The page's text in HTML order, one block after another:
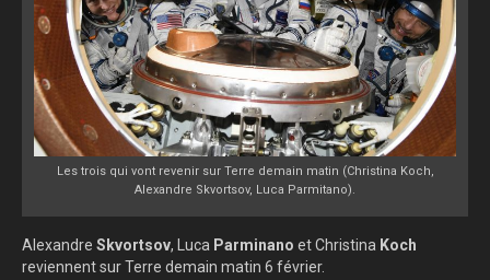
Les trois qui vont revenir sur Terre demain matin (Christina Koch,
Alexandre Skvortsov, Luca Parmitano).
Alexandre Skvortsov, Luca Parminano et Christina Koch
reviennent sur Terre demain matin 6 février.